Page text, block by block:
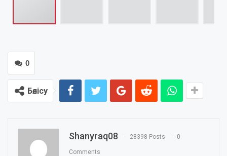
0
Бөлісу
Shanyraq08 28398 Posts 0
Comments